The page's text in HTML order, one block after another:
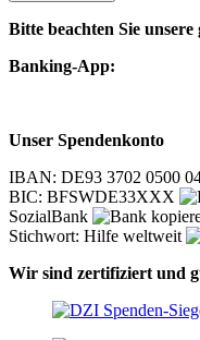
Bitte beachten Sie
Banking-App:
Unser Spendenkonto
IBAN: DE93 3702 0500
BIC: BFSWDE33XXX
SozialBank
Stichwort: Hilfe weltweit
Wir sind zertifiziert und